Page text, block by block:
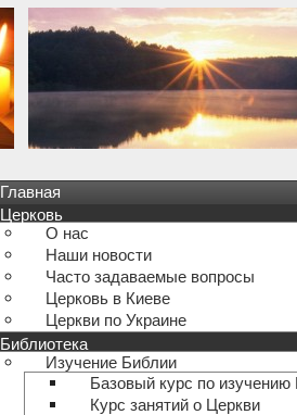
Главная
Церковь
О нас
Наши новости
Часто задаваемые вопросы
Церковь в Киеве
Церкви по Украине
Библиотека
Изучение Библии
Базовый курс по изучению
Курс занятий о Церкви